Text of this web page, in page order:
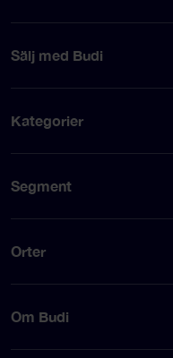
Sälj med Budi
Kategorier
Segment
Orter
Om Budi